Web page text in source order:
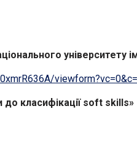
університету
класифікації soft skills»